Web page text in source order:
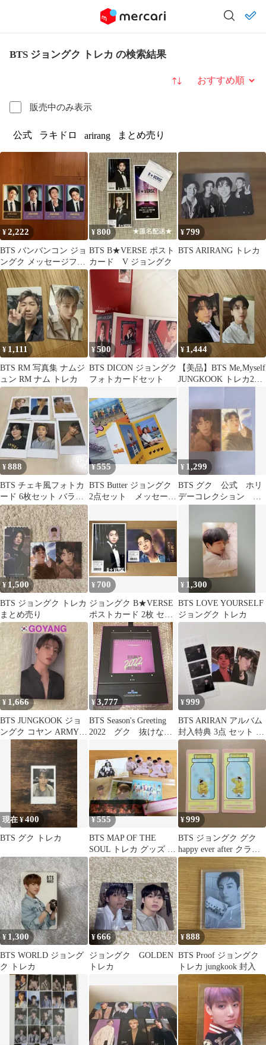
BTS ジョングク トレカ の検索結果
販売中のみ表示
並び替え
公式 ラキドロ arirang まとめ売り
¥2,222
BTS バンバンコン ジョ
ングク メッセージフォ
ト セット コンプ
¥800
BTS B★VERSE ポスト
カード V ジョングク
¥799
BTS ARIRANG トレカ
¥ 1,111
BTS RM 写真集 ナムジ
ュン RM ナム トレカ
¥500
BTS DICON ジョングク
フォトカードセット
¥ 1,444
【美品】BTS Me,Myself
JUNGKOOK トレカ2点
¥888
BTS チェキ風フォトカ
ード 6枚セット バラ売
り可⭕️
¥555
BTS Butter ジョングク
2点セット メッセージ
¥ 1,299
BTS グク 公式 ホリ
デーコレクション ミ
¥1,500
BTS ジョングク トレカ
まとめ売り
¥ 700
ジョングク B★VERSE
ポストカード 2枚 セッ
ト BTS グク
¥ 1,300
BTS LOVE YOURSELF
ジョングク トレカ
¥ 1,666
BTS JUNGKOOK ジョ
ングク コヤン ARMY
ZONE トレカ
¥3,777
BTS Season's Greeting
2022 グク 抜けな
¥999
BTS ARIRAN アルバム
封入特典 3点 セット ジ
ョングク ②
現在 ¥400
BTS グク トレカ
¥555
BTS MAP OF THE
SOUL トレカ グッズ ま
とめ売り
¥999
BTS ジョングク グク
happy ever after クラウ
ドカード
¥1,300
BTS WORLD ジョング
ク トレカ
¥666
ジョングク GOLDEN
トレカ
¥888
BTS Proof ジョングク
トレカ jungkook 封入